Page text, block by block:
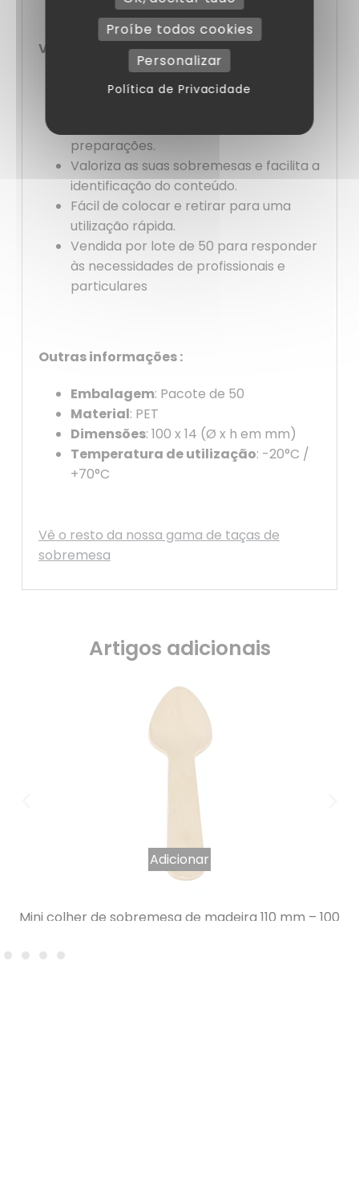
Vantagens :
Evita fugas e protege as sobremesas
preparações.
Valoriza as suas sobremesas e facilita a
identificação do conteúdo.
Fácil de colocar e retirar para uma
utilização rápida.
Vendida por lote de 50 para responder
às necessidades de profissionais e
particulares
Outras informações :
Embalagem: Pacote de 50
Material: PET
Dimensões: 100 x 14 (Ø x h em mm)
Temperatura de utilização: -20°C /
+70°C
Vê o resto da nossa gama de taças de
sobremesa
Artigos adicionais
Mini colher de sobremesa de madeira 110 mm – 100
Adicionar
Proíbe todos cookies
Personalizar
Política de Privacidade